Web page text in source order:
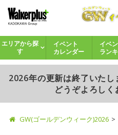
エリアから探
す
イベント
カレンダー
イベ
ラン
2026年の更新は終了いた
どうぞよろしく
GW(ゴールデンウィーク)2026